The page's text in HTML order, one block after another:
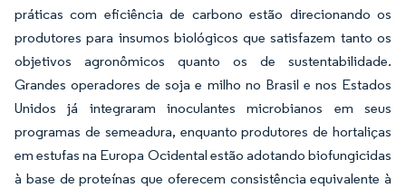
práticas com eficiência de carbono estão direcionando os
produtores para insumos biológicos que satisfazem tanto os
objetivos agronômicos quanto os de sustentabilidade.
Grandes operadores de soja e milho no Brasil e nos Estados
Unidos já integraram inoculantes microbianos em seus
programas de semeadura, enquanto produtores de hortaliças
em estufas na Europa Ocidental estão adotando biofungicidas
à base de proteínas que oferecem consistência equivalente à